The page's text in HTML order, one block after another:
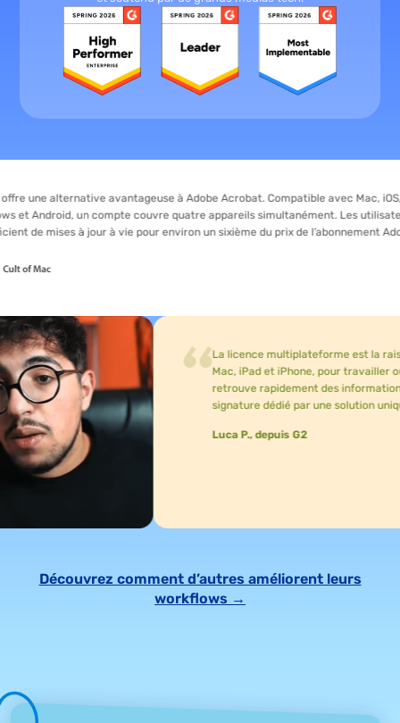
avantageuse à Adobe Acrobat. Compatible avec Mac, iOS,
un compte couvre quatre appareils simultanément. Les utilisateurs
à jour à vie pour environ un sixième du prix de l’abonnement Adobe.
La licence multiplateforme est la raison pour
Mac, iPad et iPhone, pour travailler où que je
retrouve rapidement des informations et
signature dédié par une solution unique et
Luca P., depuis G2
Découvrez comment d’autres améliorent leurs
workflows →